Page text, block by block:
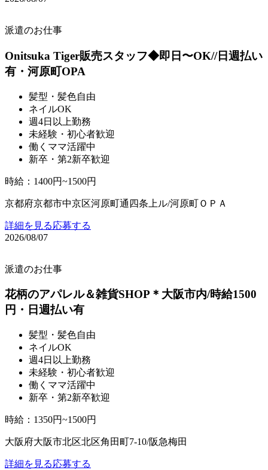
派遣のお仕事
Onitsuka Tiger販売スタッフ◆即日〜OK//日週払い
有・河原町OPA
髪型・髪色自由
ネイルOK
週4日以上勤務
未経験・初心者歓迎
働くママ活躍中
新卒・第2新卒歓迎
時給 ： 1400円~1500円
京都府京都市中京区河原町通四条上ル/河原町ＯＰＡ
詳細を見る応募する
2026/08/07
派遣のお仕事
花柄のアパレル＆雑貨SHOP＊大阪市内/時給1500
円・日週払い有
髪型・髪色自由
ネイルOK
週4日以上勤務
未経験・初心者歓迎
働くママ活躍中
新卒・第2新卒歓迎
時給 ： 1350円~1500円
大阪府大阪市北区北区角田町7-10/阪急梅田
詳細を見る応募する